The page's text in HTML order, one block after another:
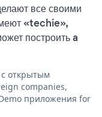
все своими
«techie»,
построить a
открытым
companies,
приложения for